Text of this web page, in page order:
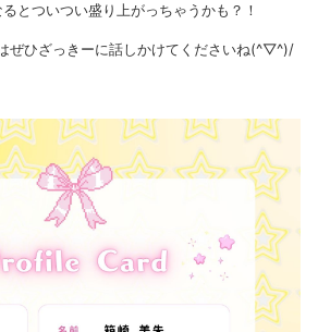
とついつい盛り上がっちゃうかも？！
ぜひざっきーに話しかけてくださいね(^▽^)/